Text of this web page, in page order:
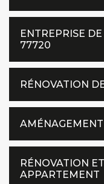
ENTREPRISE
77720
RÉNOVATION
RÉNOVATION
APPARTEMENT